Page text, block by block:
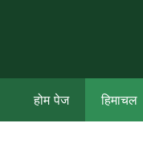
होम पेज हिमाचल